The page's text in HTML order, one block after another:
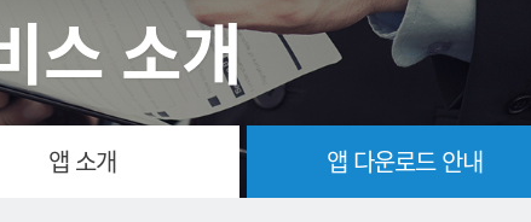
스 소개
앱 소개 앱 다운로드 안내